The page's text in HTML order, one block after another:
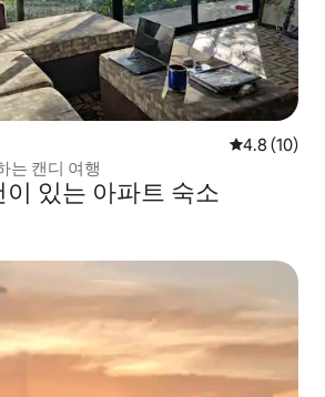
평점 4.8점(5
4.8 (10)
는 캔디 여행
이 있는 아파트 숙소